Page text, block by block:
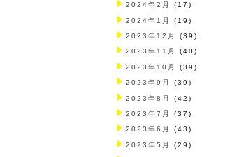
2024年2月 (17)
2024年1月 (19)
2023年12月 (39)
2023年11月 (40)
2023年10月 (39)
2023年9月 (39)
2023年8月 (42)
2023年7月 (37)
2023年6月 (43)
2023年5月 (29)